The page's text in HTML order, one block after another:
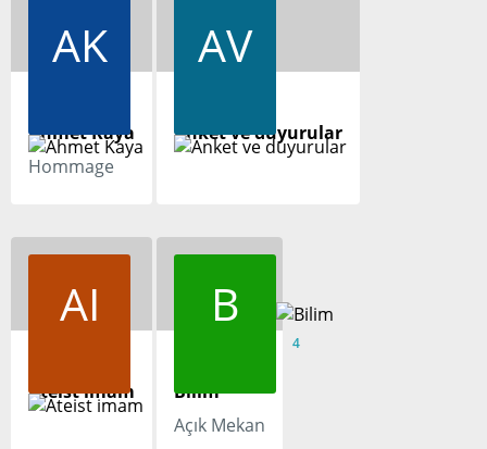
AK
Ahmet Kaya
Hommage
AV
Anket ve duyurular
AI
Ateist imam
B
4
Bilim
Açık Mekan